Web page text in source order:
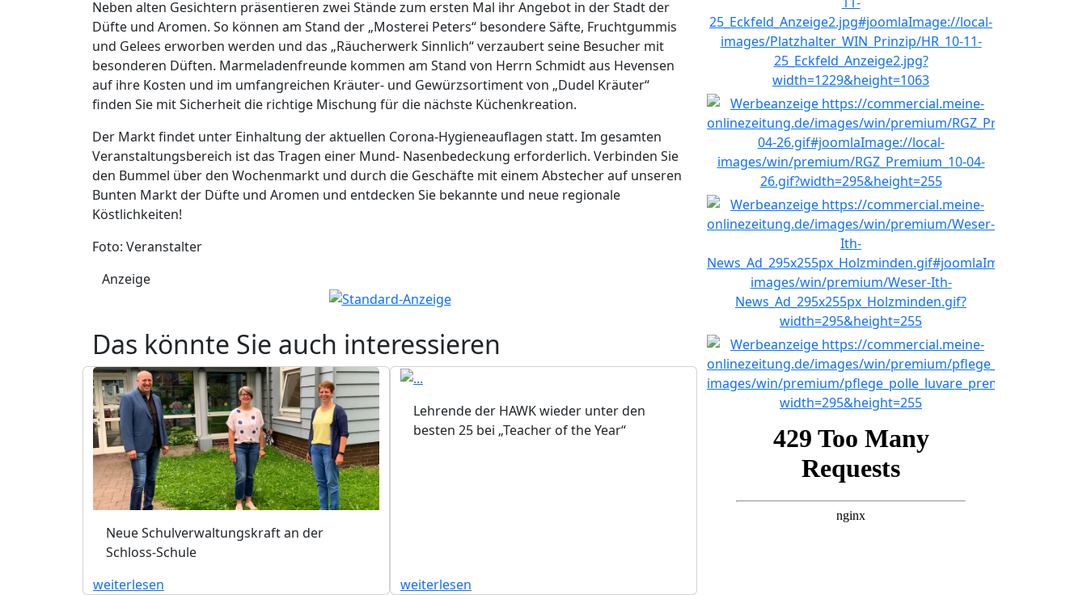
Neben alten Gesichtern präsentieren zwei Stände zum ersten Mal ihr Angebot in der Stadt der
Düfte und Aromen. So können am Stand der „Mosterei Peters“ besondere Säfte, Fruchtgummis
und Gelees erworben werden und das „Räucherwerk Sinnlich“ verzaubert seine Besucher mit
besonderen Düften. Marmeladenfreunde kommen am Stand von Herrn Schmidt aus Hevensen
auf ihre Kosten und im umfangreichen Kräuter- und Gewürzsortiment von „Dudel Kräuter“
finden Sie mit Sicherheit die richtige Mischung für die nächste Küchenkreation.
Der Markt findet unter Einhaltung der aktuellen Corona-Hygieneauflagen statt. Im gesamten
Veranstaltungsbereich ist das Tragen einer Mund- Nasenbedeckung erforderlich. Verbinden Sie
den Bummel über den Wochenmarkt und durch die Geschäfte mit einem Abstecher auf unseren
Bunten Markt der Düfte und Aromen und entdecken Sie bekannte und neue regionale
Köstlichkeiten!
Foto: Veranstalter
Anzeige
Das könnte Sie auch interessieren
Neue Schulverwaltungskraft an der
Schloss-Schule
weiterlesen
Lehrende der HAWK wieder unter den
besten 25 bei „Teacher of the Year“
weiterlesen